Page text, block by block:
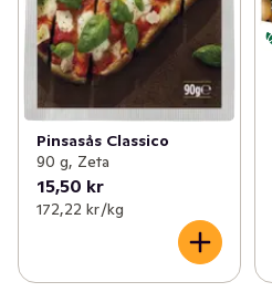
Pinsasås Classico
90 g, Zeta
15,50 kr
172,22 kr /kg